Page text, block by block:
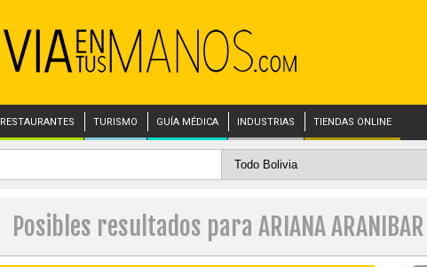
RESTAURANTES TURISMO GUÍA MÉDICA INDUSTRIAS TIENDAS ONLINE
Posibles resultados para ARIANA